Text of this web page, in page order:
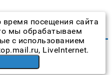
рекламы
посещения сайта
мы обрабатываем
с использованием
LiveInternet.